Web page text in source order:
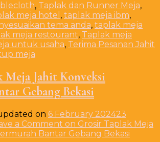
, Taplak dan Runner Meja,
meja hotel , taplak meja ibm,
tema anda, taplak meja
meja restourant, Taplak meja
untuk usaha, Terima Pesanan Jahit
meja
Meja Jahit Konveksi
Gebang Bekasi
on 6 February 202423
a Comment on Grosir Taplak Meja
Bantar Gebang Bekasi